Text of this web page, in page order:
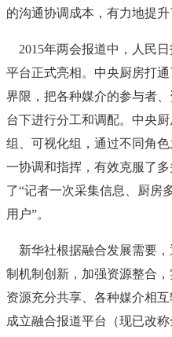
的沟通协调成本，有力地提升
2015年两会报道中，人民
平台正式亮相。中央厨房打
界限，把各种媒介的参与者
台下进行分工和调配。中央
组、可视化组，通过不同角
一协调和指挥，有效克服了
了“记者一次采集信息、厨房
用户”。
新华社根据融合发展需要，
制机制创新，加强资源整合
资源充分共享、各种媒介相
成立融合报道平台（现已改